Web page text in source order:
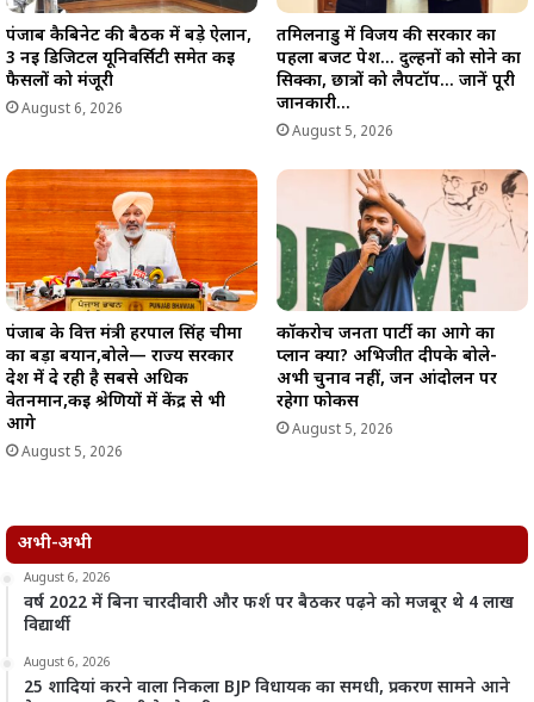
पंजाब कैबिनेट की बैठक में बड़े ऐलान,
3 नई डिजिटल यूनिवर्सिटी समेत कई
फैसलों को मंजूरी
August 6, 2026
तमिलनाडु में विजय की सरकार का
पहला बजट पेश… दुल्हनों को सोने का
सिक्का, छात्रों को लैपटॉप… जानें पूरी
जानकारी…
August 5, 2026
पंजाब के वित्त मंत्री हरपाल सिंह चीमा
का बड़ा बयान,बोले— राज्य सरकार
देश में दे रही है सबसे अधिक
वेतनमान,कई श्रेणियों में केंद्र से भी
आगे
August 5, 2026
कॉकरोच जनता पार्टी का आगे का
प्लान क्या? अभिजीत दीपके बोले-
अभी चुनाव नहीं, जन आंदोलन पर
रहेगा फोकस
August 5, 2026
अभी-अभी
August 6, 2026
वर्ष 2022 में बिना चारदीवारी और फर्श पर बैठकर पढ़ने को मजबूर थे 4 लाख
विद्यार्थी
August 6, 2026
25 शादियां करने वाला निकला BJP विधायक का समधी, प्रकरण सामने आने